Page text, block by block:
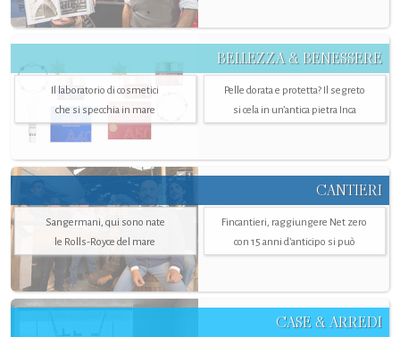
BELLEZZA & BENESSERE
Il laboratorio di cosmetici
che si specchia in mare
Pelle dorata e protetta? Il segreto
si cela in un’antica pietra Inca
CANTIERI
Sangermani, qui sono nate
le Rolls-Royce del mare
Fincantieri, raggiungere Net zero
con 15 anni d'anticipo si può
CASE & ARREDI